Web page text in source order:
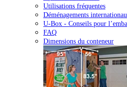
Utilisations fréquentes
Déménagements
U-Box - Conseils pour
FAQ
Dimensions du conteneur